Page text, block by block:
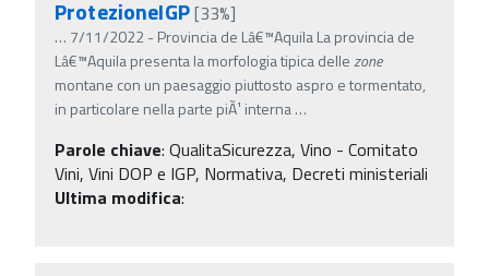
ProtezioneIGP[33%]
… 7/11/2022 - Provincia de Lâ€™Aquila La provincia de
Lâ€™Aquila presenta la morfologia tipica dellezone
montane con un paesaggio piuttosto aspro e tormentato,
in particolare nella parte piÃ¹ interna…
Parole chiave: QualitaSicurezza, Vino - Comitato
Vini, Vini DOP e IGP, Normativa, Decreti ministeriali
Ultima modifica: